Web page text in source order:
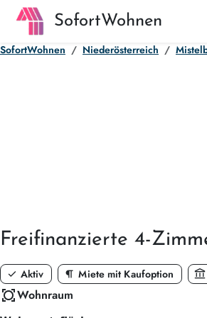
SofortWohnen
SofortWohnen Niederösterreich
Freifinanzierte 4-
check Aktiv format_paragraph Miete mit Kaufoption account_balance
all_outWohnraum